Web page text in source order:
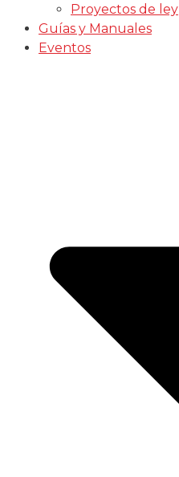
Proyectos de ley
Guías y Manuales
Eventos